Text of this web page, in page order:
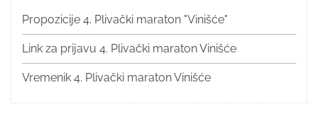
Propozicije 4. Plivački maraton "Vinišće"
Link za prijavu 4. Plivački maraton Vinišće
Vremenik 4. Plivački maraton Vinišće